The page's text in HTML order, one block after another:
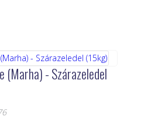
(Marha) - Szárazeledel